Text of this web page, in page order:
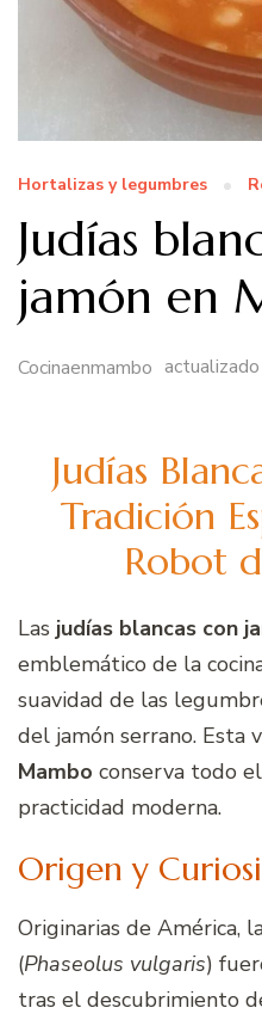
Hortalizas y legumbres
Judías
jamón en
Cocinaenmambo
Judías
Tradición
Robot
Las judías blancas con
emblemático de la
suavidad de las
del jamón serrano. Esta
Mambo conserva todo
practicidad moderna.
Origen y
Originarias de América,
(Phaseolus vulgaris)
tras el descubrimiento